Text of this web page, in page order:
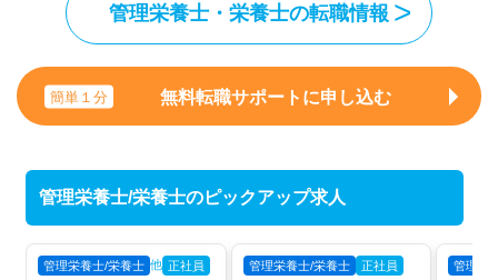
管理栄養士・栄養士の転職情報
簡単１分 無料転職サポートに申し込む
管理栄養士/栄養士のピックアップ求人
管理栄養士/栄養士 他 正社員 管理栄養士/栄養士 正社員 管理栄